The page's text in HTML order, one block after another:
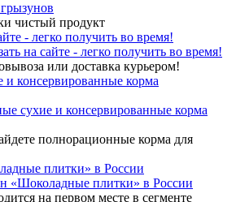
чистый продукт
на сайте - легко получить во время!
или доставка курьером!
сухие и консервированные корма
полнорационные корма для
«Шоколадные плитки» в России
на первом месте в сегменте